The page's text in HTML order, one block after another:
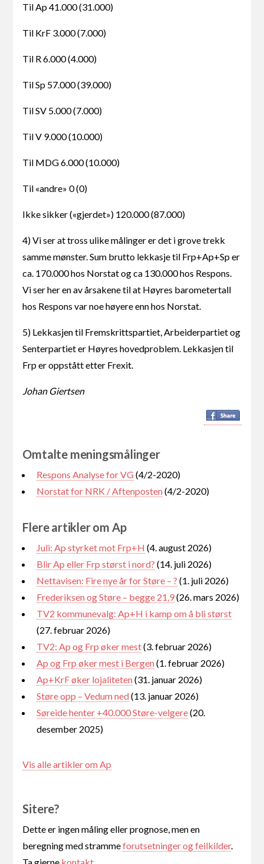
Til Ap 41.000 (31.000)
Til KrF 3.000 (7.000)
Til R 6.000 (4.000)
Til Sp 57.000 (39.000)
Til SV 5.000 (7.000)
Til V 9.000 (10.000)
Til MDG 6.000 (10.000)
Til «andre» 0 (0)
Ikke sikker («gjerdet») 120.000 (87.000)
4) Vi ser at tross ulike målinger er det i grove trekk
samme mønster. Sum brutto lekkasje til Frp+Ap+Sp er
ca. 170.000 hos Norstat og ca 130.000 hos Respons.
Vi ser her en av årsakene til at Høyres barometertall
hos Respons var noe høyere enn hos Norstat.
5) Lekkasjen til Fremskrittspartiet, Arbeiderpartiet og
Senterpartiet er Høyres hovedproblem. Lekkasjen til
Frp er oppstått etter Frexit.
Johan Giertsen
Omtalte meningsmålinger
Respons Analyse for VG(4/2-2020)
Norstat for NRK / Aftenposten(4/2-2020)
Flere artikler om Ap
Juli: Ap styrket mot Frp+H (4. august 2026)
Blir Ap eller Frp størst i nord? (14. juli 2026)
Nettavisen: Fire nye år for Støre – ? (1. juli 2026)
Frederiksen og Støre – begge 21,9(26. mars 2026)
TV2 kommunevalg: Ap+H i kamp om å bli størst
(27. februar 2026)
TV2: Ap og Frp øker mest(3. februar 2026)
Ap og Frp øker mest i Bergen(1. februar 2026)
Ap+KrF øker lojaliteten(31. januar 2026)
Støre opp – Vedum ned(13. januar 2026)
Søreide henter +40.000 Støre-velgere(20.
desember 2025)
Vis alle artikler om Ap
Sitere?
Dette er ingen måling eller prognose, men en
beregning med strammeforutsetninger og feilkilder.